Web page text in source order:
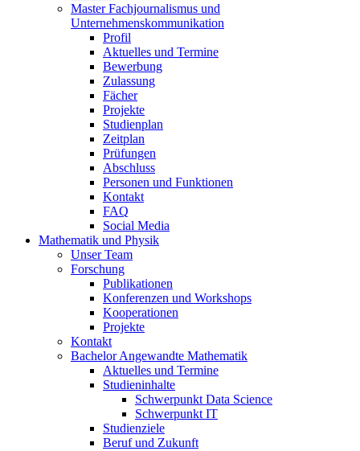
Master Fachjournalismus und
Unternehmenskommunikation
Profil
Aktuelles und Termine
Bewerbung
Zulassung
Fächer
Projekte
Studienplan
Zeitplan
Prüfungen
Abschluss
Personen und Funktionen
Kontakt
FAQ
Social Media
Mathematik und Physik
Unser Team
Forschung
Publikationen
Konferenzen und Workshops
Kooperationen
Projekte
Kontakt
Bachelor Angewandte Mathematik
Aktuelles und Termine
Studieninhalte
Schwerpunkt Data Science
Schwerpunkt IT
Studienziele
Beruf und Zukunft